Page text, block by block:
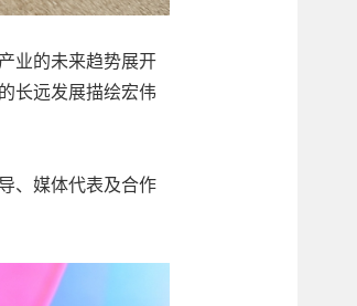
业的未来趋势展开
长远发展描绘宏伟
、媒体代表及合作